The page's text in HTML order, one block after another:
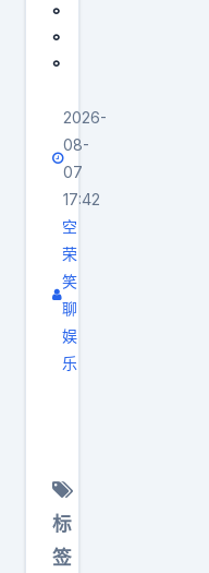
。
。
。
2026-
08-
07
17:42
空
荣
笑
聊
娱
乐
觉
好
残
标
签